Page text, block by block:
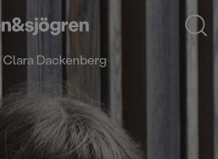
/Clara Dackenberg